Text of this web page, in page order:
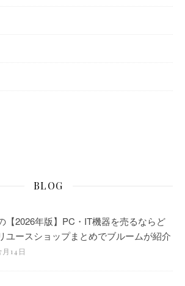
BLOG
【2026年版】PC・IT機器を売るならど
ユースショップまとめでブルームが紹介
14日